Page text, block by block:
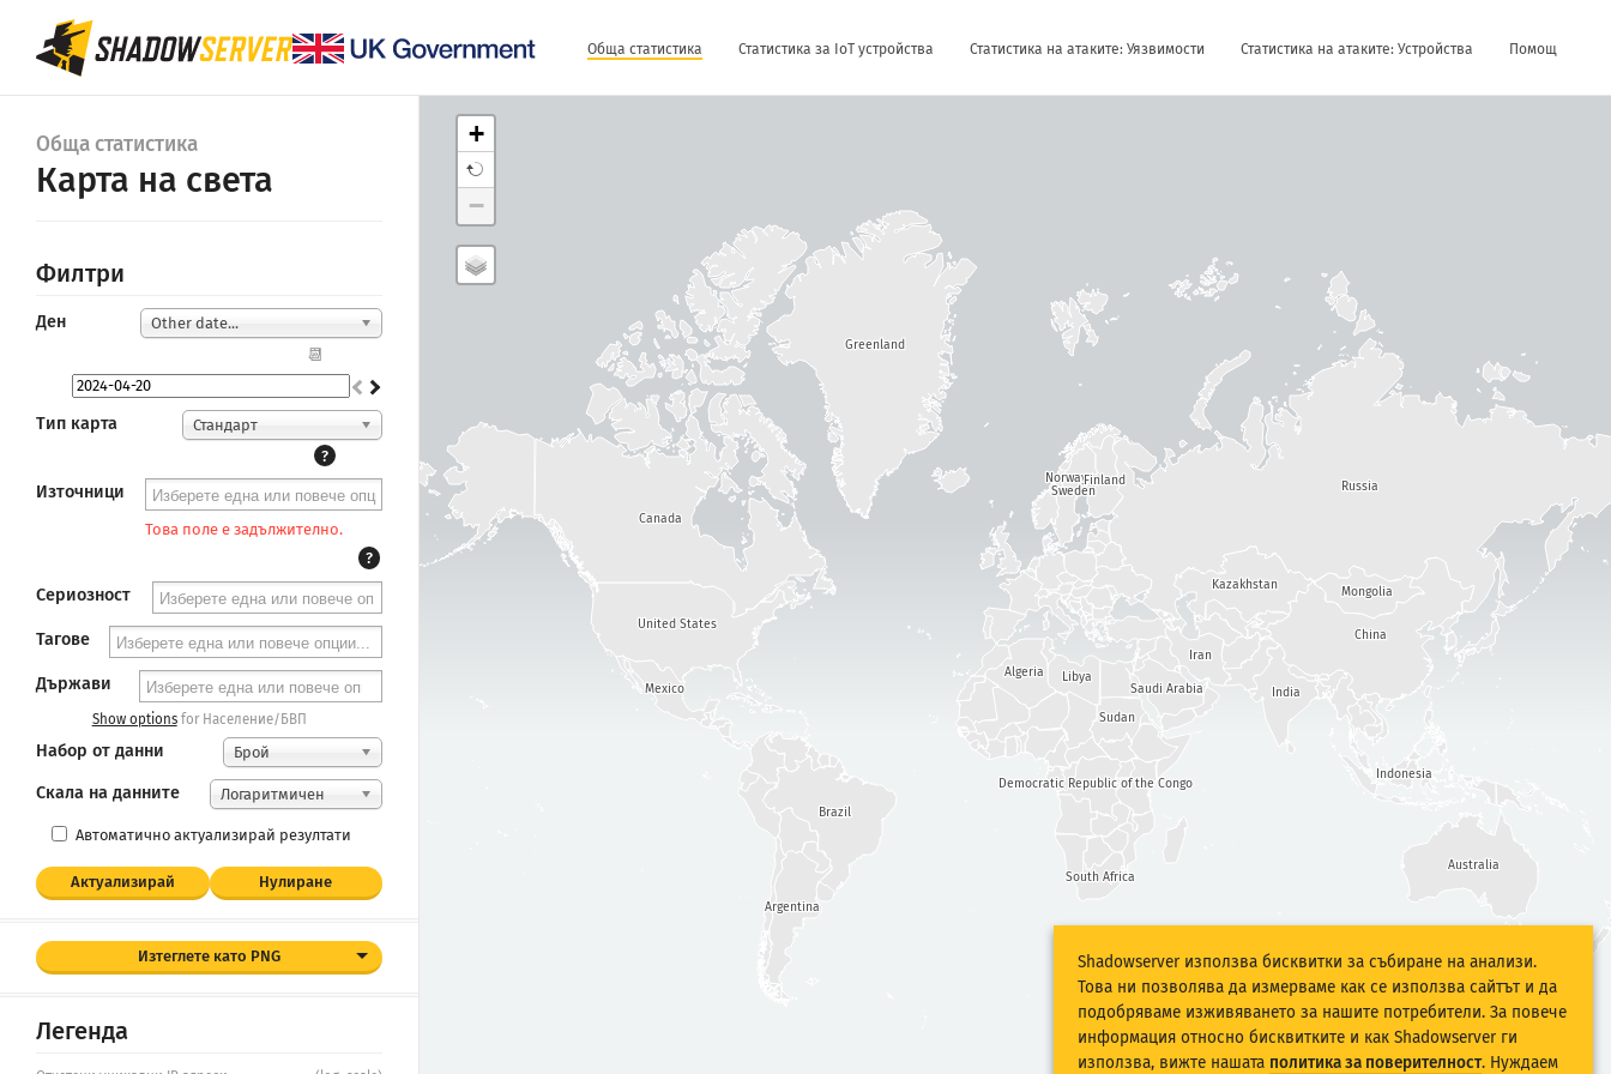
Обща статистика Статистика за IoT устройства Статистика на атаките: Уязвимости Статистика на атаките: Устройства Помощ
Обща статистика
Карта на света
Филтри
Ден Other date...
📆
Тип карта
Стандарт
?
Източници
Това поле е задължително.
?
Сериозност
Тагове
Държави
Show optionsfor Население/БВП
Набор от данни Брой
Скала на данните Логаритмичен
Автоматично актуализирай резултати
Актуализирай Нулиране
Изтеглете като PNG
Легенда
Indonesia
Argentina
India
China
Democratic Republic of the Congo
South Africa
Kazakhstan
Brazil
Mongolia
Russia
Norway
Sweden
Finland
Libya
Sudan
Iran
Saudi Arabia
Algeria
United States
Canada
Mexico
Australia
Greenland
+
−
Shadowserver използва бисквитки за събиране на анализи.
Това ни позволява да измерваме как се използва сайтът и да
подобряваме изживяването за нашите потребители. За повече
информация относно бисквитките и как Shadowserver ги
използва, вижте нашата политика за поверителност. Нуждаем